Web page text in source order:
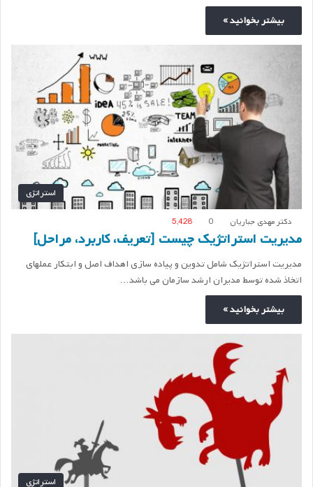
بیشتر بخوانید »
استراتژی
دکتر مهدی جباریان 0
5,428
مدیریت استراتژیک چیست [تعریف، کاربرد، مراحل]
مدیریت استراتژیک شامل تدوین و پیاده سازی اهداف اصل و ابتکار عملهای
اتخاذ شده توسط مدیران ارشد سازمان می باشد…
بیشتر بخوانید »
استراتژی